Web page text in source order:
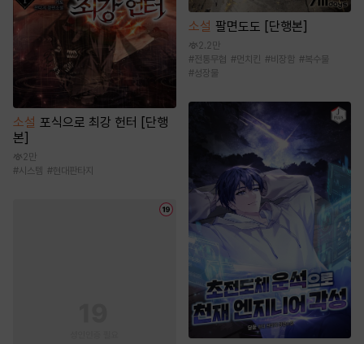
소설 포식으로 최강 헌터 [단행
본]
2만
#시스템 #현대판타지
소설 팔면도도 [단행본]
2.2만
#전통무협 #먼치킨 #비장함 #복수물
#성장물